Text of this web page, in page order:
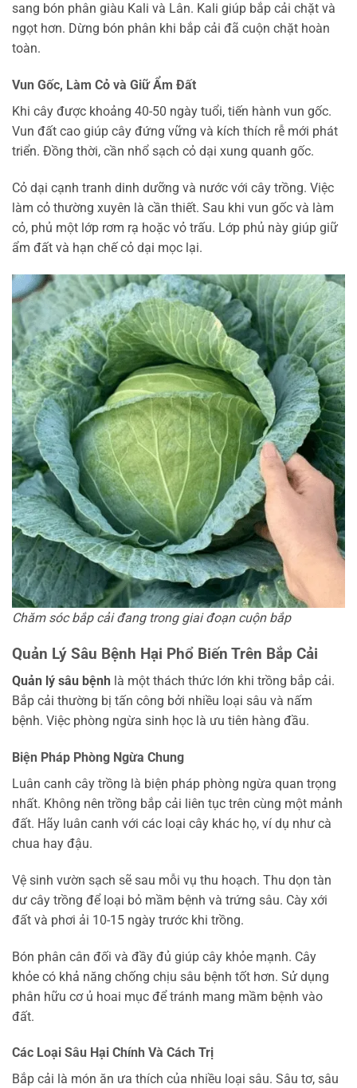
sang bón phân giàu Kali và Lân. Kali giúp bắp cải chặt và
ngọt hơn. Dừng bón phân khi bắp cải đã cuộn chặt hoàn
toàn.
Vun Gốc, Làm Cỏ và Giữ Ẩm Đất
Khi cây được khoảng 40-50 ngày tuổi, tiến hành vun gốc.
Vun đất cao giúp cây đứng vững và kích thích rễ mới phát
triển. Đồng thời, cần nhổ sạch cỏ dại xung quanh gốc.
Cỏ dại cạnh tranh dinh dưỡng và nước với cây trồng. Việc
làm cỏ thường xuyên là cần thiết. Sau khi vun gốc và làm
cỏ, phủ một lớp rơm rạ hoặc vỏ trấu. Lớp phủ này giúp giữ
ẩm đất và hạn chế cỏ dại mọc lại.
Chăm sóc bắp cải đang trong giai đoạn cuộn bắp
Quản Lý Sâu Bệnh Hại Phổ Biến Trên Bắp Cải
Quản lý sâu bệnh là một thách thức lớn khi trồng bắp cải.
Bắp cải thường bị tấn công bởi nhiều loại sâu và nấm
bệnh. Việc phòng ngừa sinh học là ưu tiên hàng đầu.
Biện Pháp Phòng Ngừa Chung
Luân canh cây trồng là biện pháp phòng ngừa quan trọng
nhất. Không nên trồng bắp cải liên tục trên cùng một mảnh
đất. Hãy luân canh với các loại cây khác họ, ví dụ như cà
chua hay đậu.
Vệ sinh vườn sạch sẽ sau mỗi vụ thu hoạch. Thu dọn tàn
dư cây trồng để loại bỏ mầm bệnh và trứng sâu. Cày xới
đất và phơi ải 10-15 ngày trước khi trồng.
Bón phân cân đối và đầy đủ giúp cây khỏe mạnh. Cây
khỏe có khả năng chống chịu sâu bệnh tốt hơn. Sử dụng
phân hữu cơ ủ hoai mục để tránh mang mầm bệnh vào
đất.
Các Loại Sâu Hại Chính Và Cách Trị
Bắp cải là món ăn ưa thích của nhiều loại sâu. Sâu tơ, sâu